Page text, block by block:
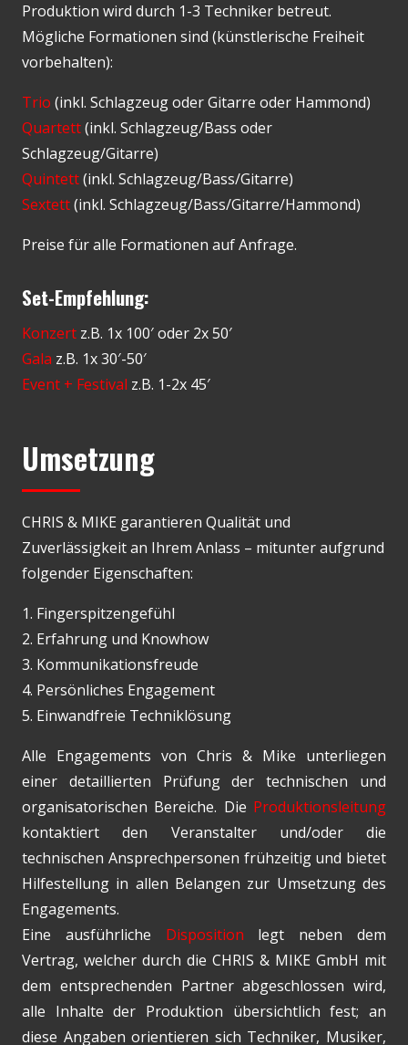
Produktion wird durch 1-3 Techniker betreut.
Mögliche Formationen sind (künstlerische Freiheit
vorbehalten):
Trio (inkl. Schlagzeug oder Gitarre oder Hammond)
Quartett(inkl. Schlagzeug/Bass oder
Schlagzeug/Gitarre)
Quintett(inkl. Schlagzeug/Bass/Gitarre)
Sextett(inkl. Schlagzeug/Bass/Gitarre/Hammond)
Preise für alle Formationen auf Anfrage.
Set-Empfehlung:
Konzert z.B. 1x 100′ oder 2x 50′
Gala z.B. 1x 30′-50′
Event + Festival z.B. 1-2x 45′
Umsetzung
CHRIS & MIKE garantieren Qualität und
Zuverlässigkeit an Ihrem Anlass – mitunter aufgrund
folgender Eigenschaften:
1. Fingerspitzengefühl
2. Erfahrung und Knowhow
3. Kommunikationsfreude
4. Persönliches Engagement
5. Einwandfreie Techniklösung
Alle Engagements von Chris & Mike unterliegen
einer detaillierten Prüfung der technischen und
organisatorischen Bereiche. Die Produktionsleitung
kontaktiert den Veranstalter und/oder die
technischen Ansprechpersonen frühzeitig und bietet
Hilfestellung in allen Belangen zur Umsetzung des
Engagements.
Eine ausführliche Disposition legt neben dem
Vertrag, welcher durch die CHRIS & MIKE GmbH mit
dem entsprechenden Partner abgeschlossen wird,
alle Inhalte der Produktion übersichtlich fest; an
diese Angaben orientieren sich Techniker, Musiker,